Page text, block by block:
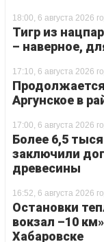
18:00, 6 августа 2026
Тигр из
– наверное,
17:10, 6 августа 2026
Аргунское в
17:00, 6 августа 2026
Более 6,5
заключили
древесины
16:52, 6 августа 2026
Остановки
вокзал –10
Хабаровске